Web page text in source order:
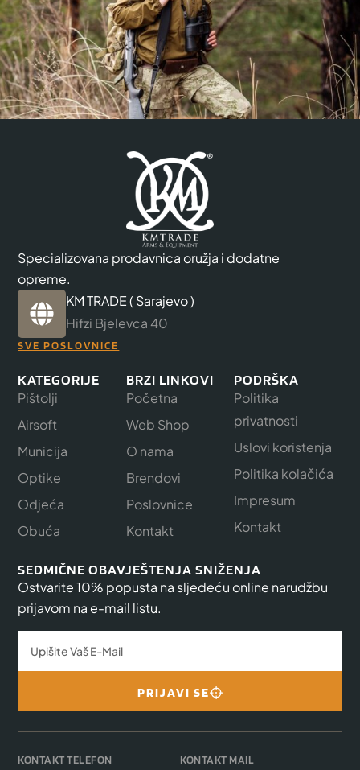
Specializovana prodavnica oružja i dodatne
opreme.
KM TRADE ( Sarajevo )
Hifzi Bjelevca 40
SVE POSLOVNICE
KATEGORIJE
Pištolji
Airsoft
Municija
Optike
Odjeća
Obuća
BRZI LINKOVI
Početna
Web Shop
O nama
Brendovi
Poslovnice
Kontakt
PODRŠKA
Politika
privatnosti
Uslovi koristenja
Politika kolačića
Impresum
Kontakt
SEDMIČNE OBAVJEŠTENJA SNIŽENJA
Ostvarite 10% popusta na sljedeću online narudžbu
prijavom na e-mail listu.
PRIJAVI SE
KONTAKT TELEFON KONTAKT MAIL